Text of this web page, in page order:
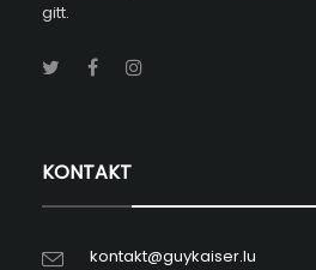
gitt.
KONTAKT
kontakt@guykaiser.lu